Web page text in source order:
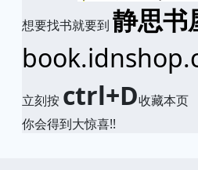
想要找书就要到 静思书
立刻按 ctrl+D收藏本页
你会得到大惊喜!!